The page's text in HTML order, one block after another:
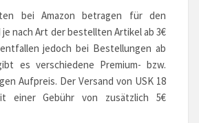
bei Amazon betragen für den
nach Art der bestellten Artikel ab 3€
jedoch bei Bestellungen ab
es verschiedene Premium- bzw.
Aufpreis. Der Versand von USK 18
einer Gebühr von zusätzlich 5€